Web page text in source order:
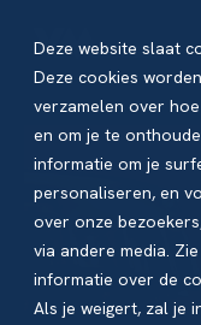
Deze website slaat
Deze cookies
verzamelen over
en om je te
informatie om je
personaliseren, en
over onze
via andere media.
informatie over de
Als je weigert, zal je